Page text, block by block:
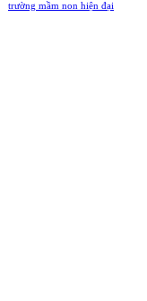
trường mầm non hiện đại